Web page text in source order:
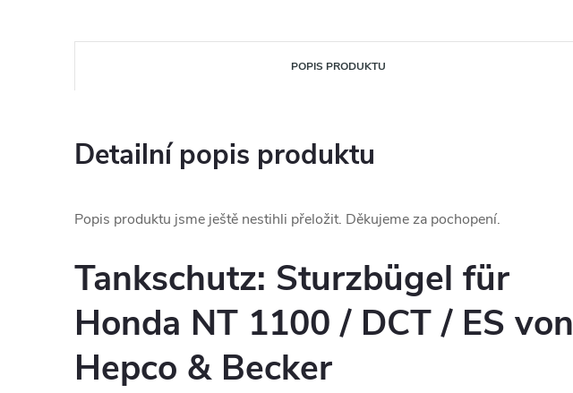
POPIS PRODUKTU
Detailní popis produktu
Popis produktu jsme ještě nestihli přeložit. Děkujeme za pochopení.
Tankschutz: Sturzbügel für
Honda NT 1100 / DCT / ES von
Hepco & Becker